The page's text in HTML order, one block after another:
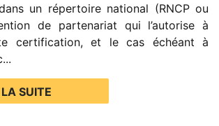
un répertoire national (RNCP ou
de partenariat qui l’autorise à
certification, et le cas échéant à
SUITE